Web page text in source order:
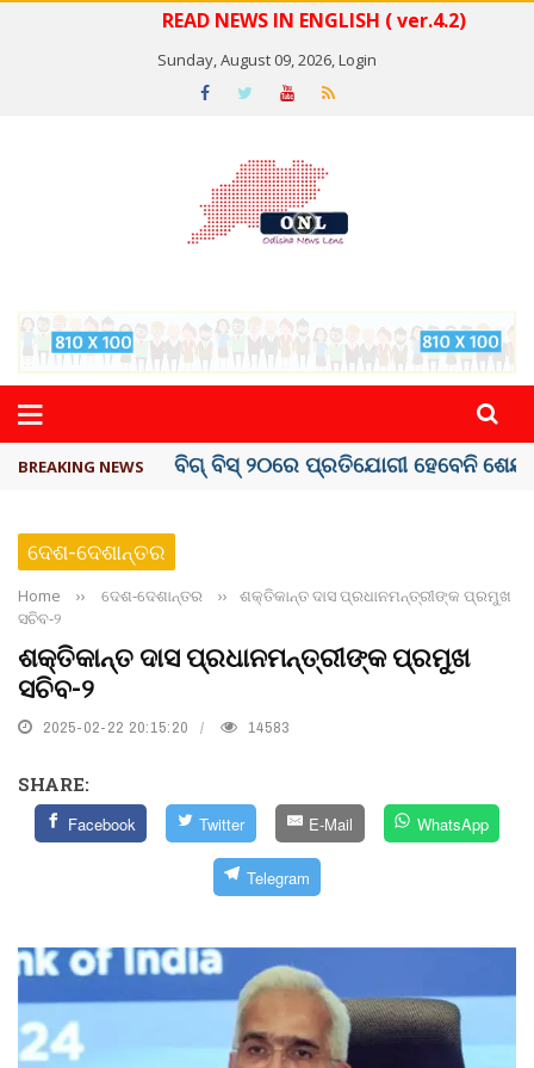
READ NEWS IN ENGLISH ( ver.4.2)
Sunday, August 09, 2026,Login
BREAKING NEWS ଅମରନାଥ ଯାତ୍ରା ସ୍ଥଗିତ
ଦେଶ-ଦେଶାନ୍ତର
Home ›› ଦେଶ-ଦେଶାନ୍ତର ››
ଶକ୍ତିକାନ୍ତ ଦାସ ପ୍ରଧାନମନ୍ତ୍ରୀଙ୍କ ପ୍ରମୁଖ
ସଚିବ-୨
ଶକ୍ତିକାନ୍ତ ଦାସ ପ୍ରଧାନମନ୍ତ୍ରୀଙ୍କ ପ୍ରମୁଖ
ସଚିବ-୨
2025-02-22 20:15:20 14583
SHARE:
Facebook Twitter E-Mail WhatsApp
Telegram